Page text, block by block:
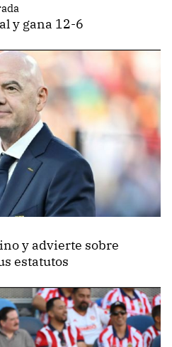
y gana 12-6
y advierte sobre
estatutos